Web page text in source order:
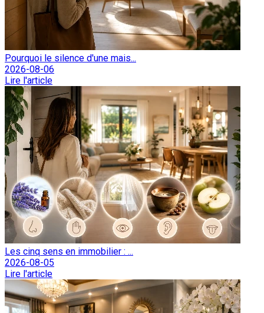
Pourquoi le silence d'une mais...
2026-08-06
Lire l'article
Les cinq sens en immobilier : ...
2026-08-05
Lire l'article